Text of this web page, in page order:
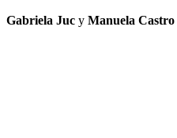
Gabriela Juc y Manuela Castro